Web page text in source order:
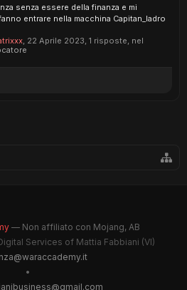
senza essere della finanza e mi
entrare nella macchina Capitan_ladro
, 22 Aprile 2023, 1 risposte, nel
— Non affiliato con Mojang, AB
Services of Mattia Fabbiani (VI)
•